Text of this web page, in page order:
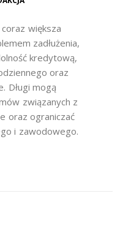
większa
zadłużenia,
kredytową,
oraz
Długi mogą
związanych z
oraz ograniczać
i zawodowego.